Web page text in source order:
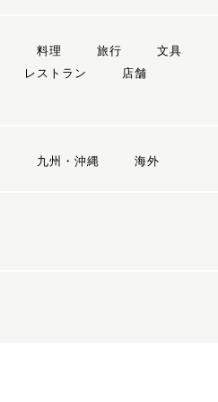
料理 旅行
文具
レストラン
店舗
九州・沖縄 海外